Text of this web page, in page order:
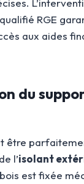
RGE
aux aides
du
être
l’isolant
est fixée